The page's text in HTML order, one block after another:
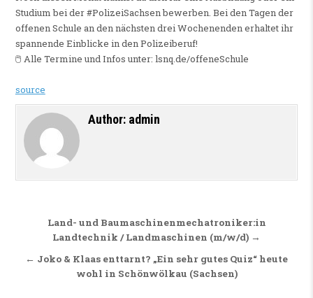
Studium bei der #PolizeiSachsen bewerben. Bei den Tagen der
offenen Schule an den nächsten drei Wochenenden erhaltet ihr
spannende Einblicke in den Polizeiberuf!
🖱 Alle Termine und Infos unter: lsnq.de/offeneSchule
source
Author: admin
Beitragsnavigation
Land- und Baumaschinenmechatroniker:in
Landtechnik / Landmaschinen (m/w/d) →
← Joko & Klaas enttarnt? „Ein sehr gutes Quiz“ heute
wohl in Schönwölkau (Sachsen)